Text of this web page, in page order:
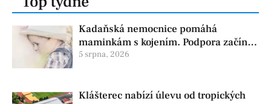
Kadaňská nemocnice pomáhá
maminkám s kojením. Podpora začíná
už před porodem
5 srpna, 2026
Klášterec nabízí úlevu od tropických